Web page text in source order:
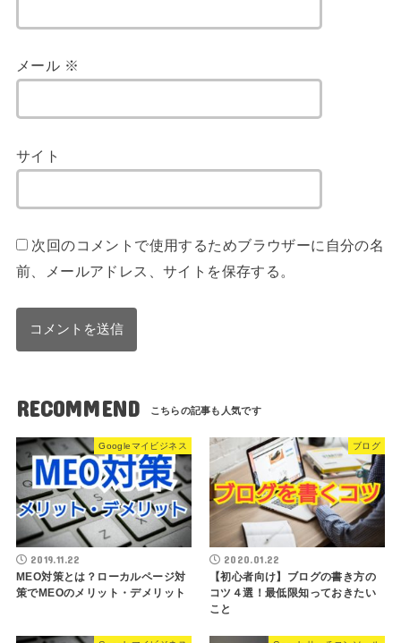
メール ※
サイト
次回のコメントで使用するためブラウザーに自分の名
前、メールアドレス、サイトを保存する。
RECOMMEND
Googleマイビジネス
2019.11.22
MEO対策とは？ローカルページ対
策でMEOのメリット・デメリット
ブログ
2020.01.22
【初心者向け】ブログの書き方の
コツ４選！最低限知っておきたい
こと